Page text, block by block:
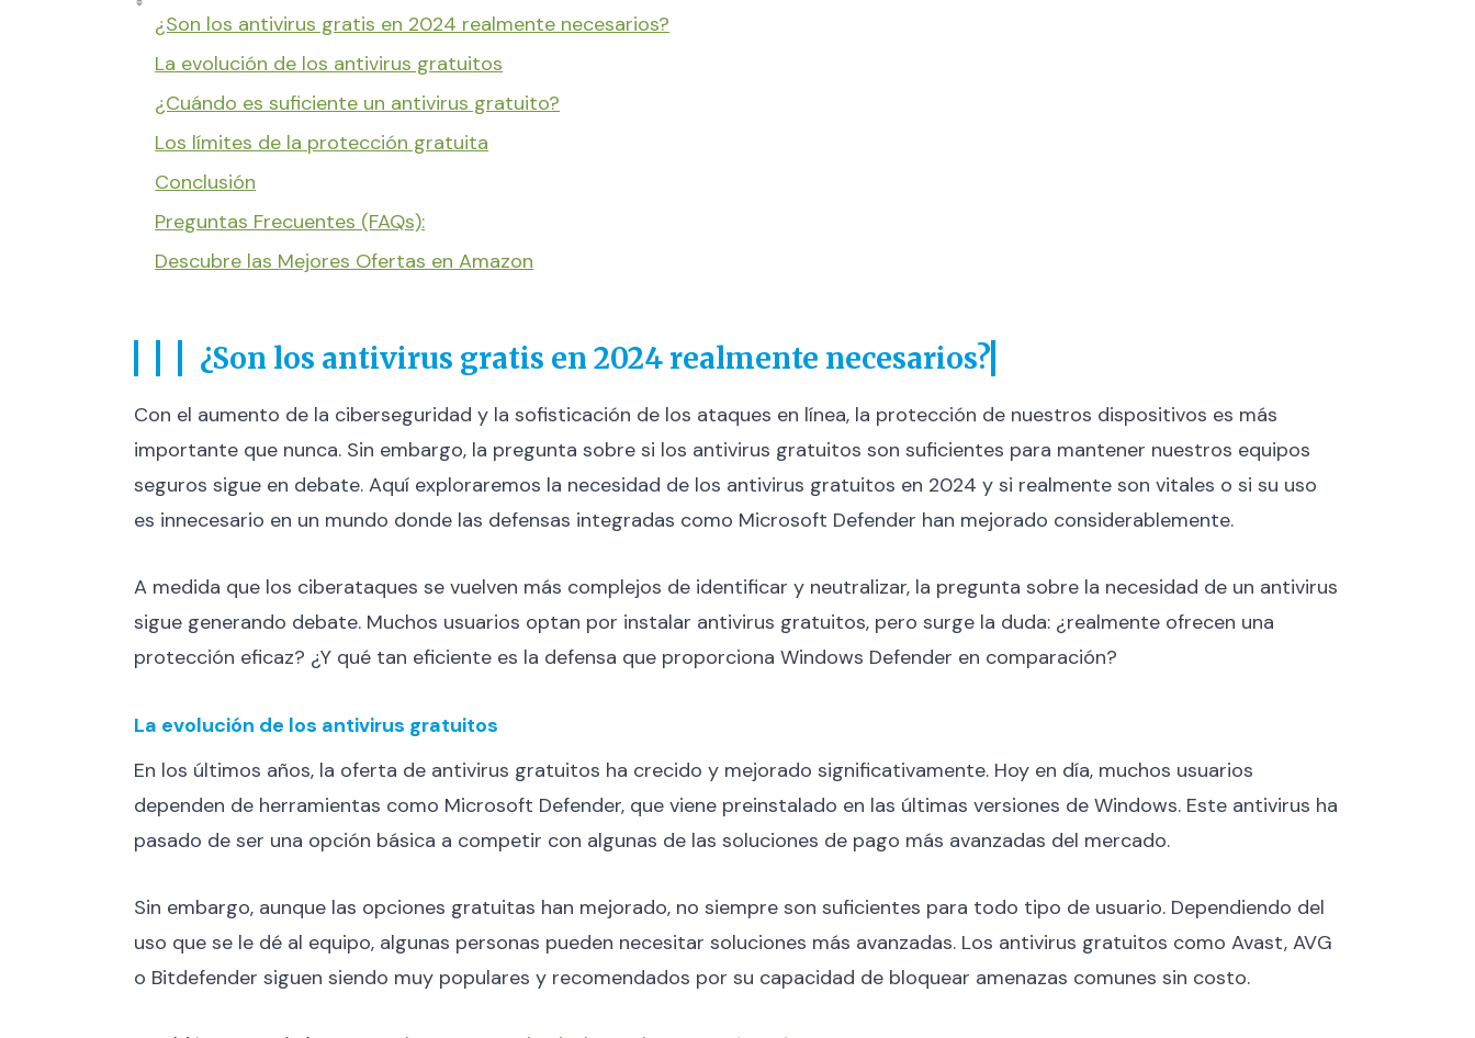
¿Son los antivirus gratis en 2024 realmente necesarios?
La evolución de los antivirus gratuitos
¿Cuándo es suficiente un antivirus gratuito?
Los límites de la protección gratuita
Conclusión
Preguntas Frecuentes (FAQs):
Descubre las Mejores Ofertas en Amazon
¿Son los antivirus gratis en 2024 realmente necesarios?
Con el aumento de la ciberseguridad y la sofisticación de los ataques en línea, la protección de nuestros dispositivos es más
importante que nunca. Sin embargo, la pregunta sobre si los antivirus gratuitos son suficientes para mantener nuestros equipos
seguros sigue en debate. Aquí exploraremos la necesidad de los antivirus gratuitos en 2024 y si realmente son vitales o si su uso
es innecesario en un mundo donde las defensas integradas como Microsoft Defender han mejorado considerablemente.
A medida que los ciberataques se vuelven más complejos de identificar y neutralizar, la pregunta sobre la necesidad de un antivirus
sigue generando debate. Muchos usuarios optan por instalar antivirus gratuitos, pero surge la duda: ¿realmente ofrecen una
protección eficaz? ¿Y qué tan eficiente es la defensa que proporciona Windows Defender en comparación?
La evolución de los antivirus gratuitos
En los últimos años, la oferta de antivirus gratuitos ha crecido y mejorado significativamente. Hoy en día, muchos usuarios
dependen de herramientas como Microsoft Defender, que viene preinstalado en las últimas versiones de Windows. Este antivirus ha
pasado de ser una opción básica a competir con algunas de las soluciones de pago más avanzadas del mercado​.
Sin embargo, aunque las opciones gratuitas han mejorado, no siempre son suficientes para todo tipo de usuario. Dependiendo del
uso que se le dé al equipo, algunas personas pueden necesitar soluciones más avanzadas. Los antivirus gratuitos como Avast, AVG
o Bitdefender siguen siendo muy populares y recomendados por su capacidad de bloquear amenazas comunes sin costo​.